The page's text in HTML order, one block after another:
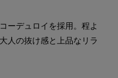
ーデュロイを採用。程よ
人の抜け感と上品なリラ